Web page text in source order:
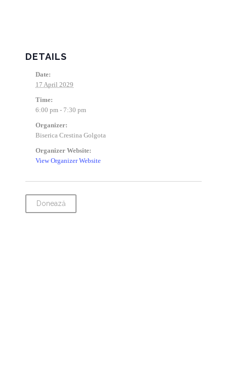
DETAILS
Date:
17 April 2029
Time:
6:00 pm - 7:30 pm
Organizer:
Biserica Crestina Golgota
Organizer Website:
View Organizer Website
Donează